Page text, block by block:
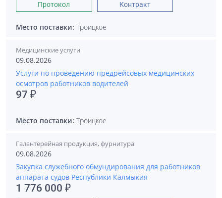
Протокол Контракт
Место поставки: Троицкое
Медицинские услуги
09.08.2026
Услуги по проведению предрейсовых медицинских
осмотров работников водителей
97 ₽
Место поставки: Троицкое
Галантерейная продукция, фурнитура
09.08.2026
Закупка служебного обмундирования для работников
аппарата судов Республики Калмыкия
1 776 000 ₽